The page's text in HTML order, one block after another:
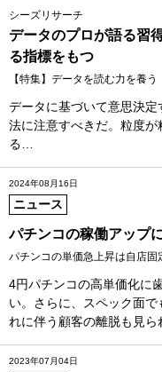
シーズリサーチ
データのプロが語る習
る指標をもつ
【特集】データを読む力を養う
データに基づいて意思決
法に注意すべきだ。粒度
る…
2024年08月16日
ニュース
パチンコの稼働アップ
パチンコの単価急上昇は自店固
4円パチンコの高単価化に
い。さらに、スペック面
れに伴う顧客の離脱も見ら
2023年07月04日